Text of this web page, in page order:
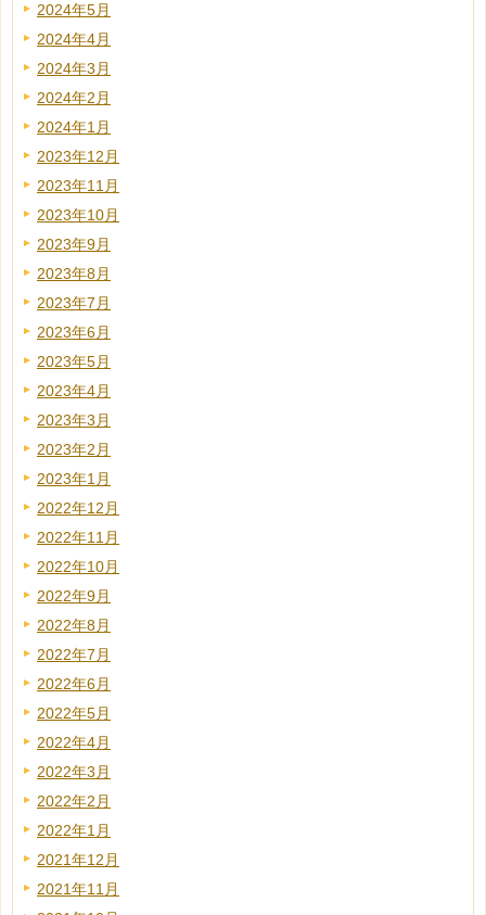
2024年5月
2024年4月
2024年3月
2024年2月
2024年1月
2023年12月
2023年11月
2023年10月
2023年9月
2023年8月
2023年7月
2023年6月
2023年5月
2023年4月
2023年3月
2023年2月
2023年1月
2022年12月
2022年11月
2022年10月
2022年9月
2022年8月
2022年7月
2022年6月
2022年5月
2022年4月
2022年3月
2022年2月
2022年1月
2021年12月
2021年11月